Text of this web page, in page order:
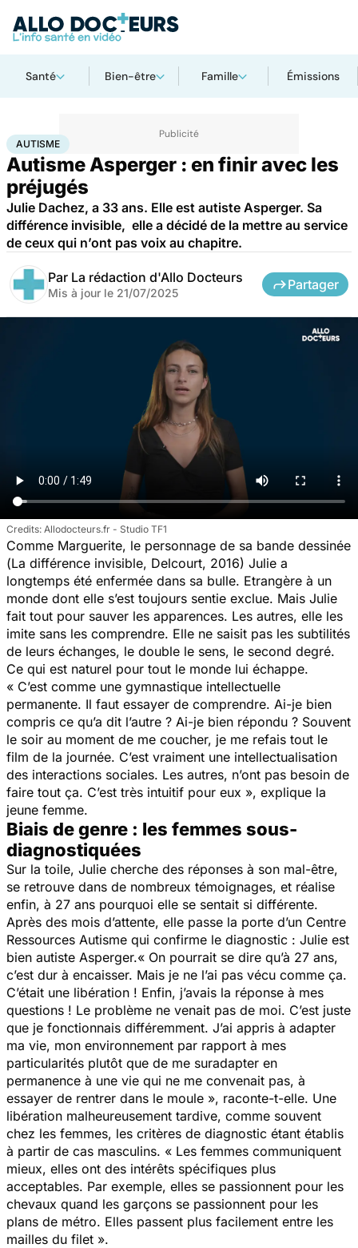
Santé Bien-être Famille Émissions
AccueilSanté
AUTISME
Autisme Asperger : en finir avec les
préjugés
Julie Dachez, a 33 ans. Elle est autiste Asperger. Sa
différence invisible, elle a décidé de la mettre au service
de ceux qui n’ont pas voix au chapitre.
Par La rédaction d'Allo Docteurs
Mis à jour le 21/07/2025
Partager
Allodocteurs.fr - Studio TF1
Comme Marguerite, le personnage de sa bande dessinée
(La différence invisible, Delcourt, 2016) Julie a
longtemps été enfermée dans sa bulle. Etrangère à un
monde dont elle s’est toujours sentie exclue. Mais Julie
fait tout pour sauver les apparences. Les autres, elle les
imite sans les comprendre. Elle ne saisit pas les subtilités
de leurs échanges, le double le sens, le second degré.
Ce qui est naturel pour tout le monde lui échappe.
« C’est comme une gymnastique intellectuelle
permanente. Il faut essayer de comprendre. Ai-je bien
compris ce qu’a dit l’autre ? Ai-je bien répondu ? Souvent
le soir au moment de me coucher, je me refais tout le
film de la journée. C’est vraiment une intellectualisation
des interactions sociales. Les autres, n’ont pas besoin de
faire tout ça. C’est très intuitif pour eux », explique la
jeune femme.
Biais de genre : les femmes sous-
diagnostiquées
Sur la toile, Julie cherche des réponses à son mal-être,
se retrouve dans de nombreux témoignages, et réalise
enfin, à 27 ans pourquoi elle se sentait si différente.
Après des mois d’attente, elle passe la porte d’un Centre
Ressources Autisme qui confirme le diagnostic : Julie est
bien autiste Asperger.« On pourrait se dire qu’à 27 ans,
c’est dur à encaisser. Mais je ne l’ai pas vécu comme ça.
C’était une libération ! Enfin, j’avais la réponse à mes
questions ! Le problème ne venait pas de moi. C’est juste
que je fonctionnais différemment. J’ai appris à adapter
ma vie, mon environnement par rapport à mes
particularités plutôt que de me suradapter en
permanence à une vie qui ne me convenait pas, à
essayer de rentrer dans le moule », raconte-t-elle. Une
libération malheureusement tardive, comme souvent
chez les femmes, les critères de diagnostic étant établis
à partir de cas masculins. « Les femmes communiquent
mieux, elles ont des intérêts spécifiques plus
acceptables. Par exemple, elles se passionnent pour les
chevaux quand les garçons se passionnent pour les
plans de métro. Elles passent plus facilement entre les
mailles du filet ».